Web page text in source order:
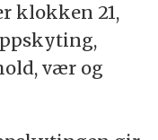
klokken 21,
vær og